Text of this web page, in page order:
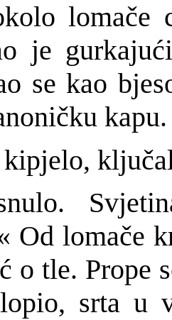
lomače
je
se kao
kapu.
Od lomače
o tle. Prope
srta u